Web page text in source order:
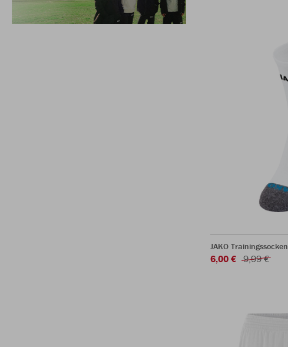
JAKO Trainingssocken
6,00 € 9,99 €